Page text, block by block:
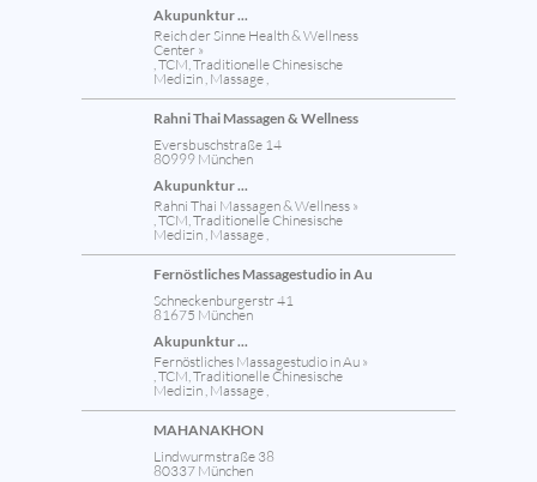
Akupunktur ...
Reich der Sinne Health & Wellness
Center »
, TCM, Traditionelle Chinesische
Medizin , Massage ,
Rahni Thai Massagen & Wellness
Eversbuschstraße 14
80999 München
Akupunktur ...
Rahni Thai Massagen & Wellness »
, TCM, Traditionelle Chinesische
Medizin , Massage ,
Fernöstliches Massagestudio in Au
Schneckenburgerstr 41
81675 München
Akupunktur ...
Fernöstliches Massagestudio in Au »
, TCM, Traditionelle Chinesische
Medizin , Massage ,
MAHANAKHON
Lindwurmstraße 38
80337 München